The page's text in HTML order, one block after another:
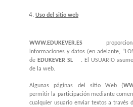
Uso del sitio web
WWW.EDUKEVER.ES
proporciona
informaciones y datos (en adelante,
de EDUKEVER SL
. El USUARIO
de la web.
Algunas páginas del sitio Web (
permitir la participación mediante
cualquier usuario enviar textos a través